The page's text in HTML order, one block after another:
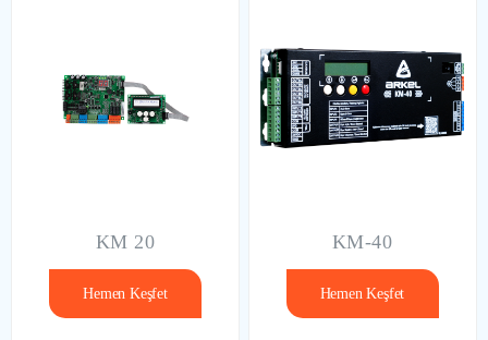
KM 20
Hemen Keşfet
KM-40
Hemen Keşfet